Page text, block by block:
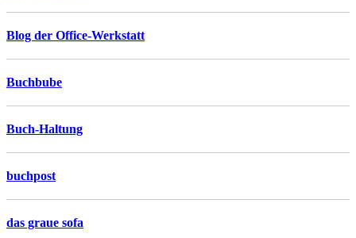
Blog der Office-Werkstatt
Buchbube
Buch-Haltung
buchpost
das graue sofa